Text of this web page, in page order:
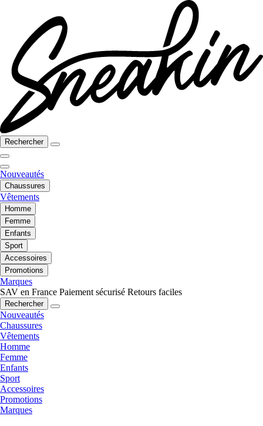
Rechercher
Nouveautés
Chaussures
Vêtements
Homme
Femme
Enfants
Sport
Accessoires
Promotions
Marques
SAV en France Paiement sécurisé Retours faciles
Rechercher
Nouveautés
Chaussures
Vêtements
Homme
Femme
Enfants
Sport
Accessoires
Promotions
Marques